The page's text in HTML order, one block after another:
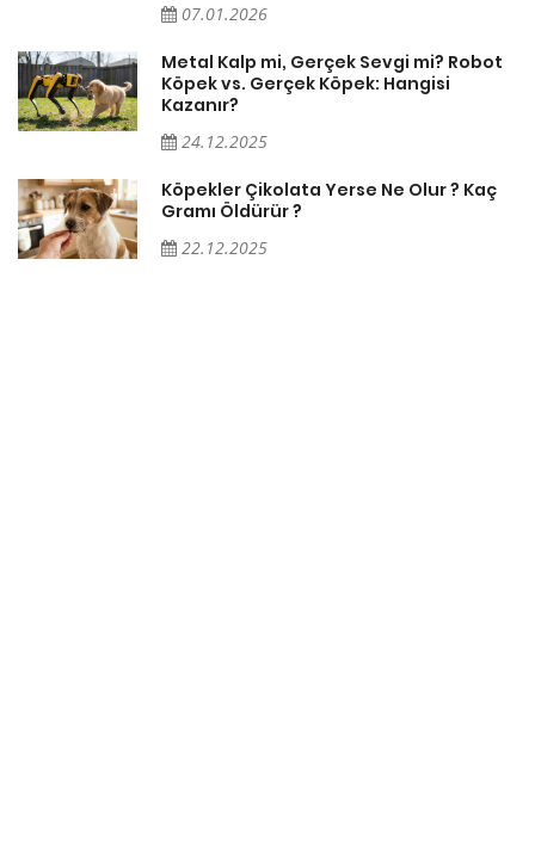
07.01.2026
Metal Kalp mi, Gerçek Sevgi mi? Robot
Köpek vs. Gerçek Köpek: Hangisi
Kazanır?
24.12.2025
Köpekler Çikolata Yerse Ne Olur ? Kaç
Gramı Öldürür ?
22.12.2025